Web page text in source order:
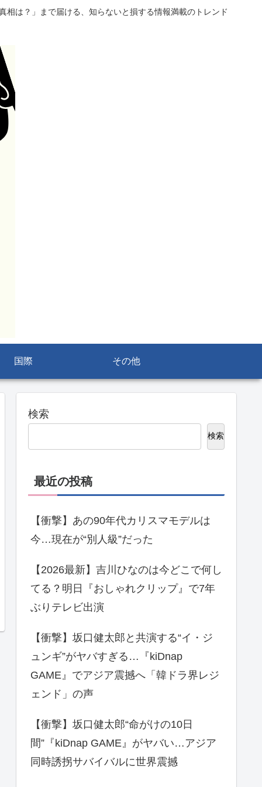
相は？」まで届ける、知らないと損する情報満載のトレンド
国際 その他
検索
検索
最近の投稿
【衝撃】あの90年代カリスマモデルは
今…現在が“別人級”だった
【2026最新】吉川ひなのは今どこで何し
てる？明日『おしゃれクリップ』で7年
ぶりテレビ出演
【衝撃】坂口健太郎と共演する“イ・ジ
ュンギ”がヤバすぎる…『kiDnap
GAME』でアジア震撼へ「韓ドラ界レジ
ェンド」の声
【衝撃】坂口健太郎“命がけの10日
間”『kiDnap GAME』がヤバい…アジア
同時誘拐サバイバルに世界震撼